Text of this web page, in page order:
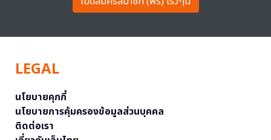
LEGAL
นโยบายคุกกี้
นโยบายการคุ้มครองข้อมูลส่วนบุคคล
ติดต่อเรา